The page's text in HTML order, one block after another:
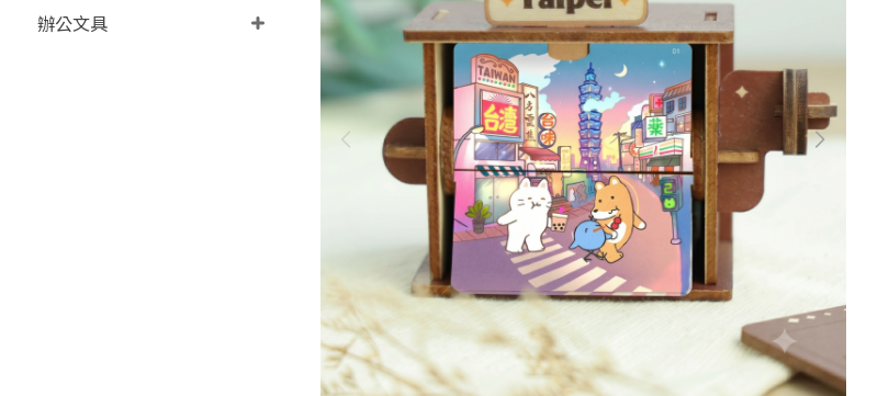
辦公文具